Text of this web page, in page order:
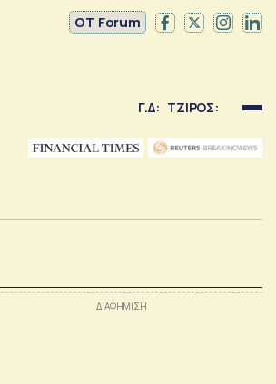
OT Forum
Γ.Δ: ΤΖΙΡΟΣ: